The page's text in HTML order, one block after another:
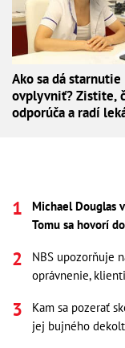
Ako sa dá starnutie
ovplyvniť? Zistite,
odporúča a radí
Michael Douglas
Tomu sa hovorí
NBS upozorňuje
oprávnenie,
Kam sa pozerať
jej bujného